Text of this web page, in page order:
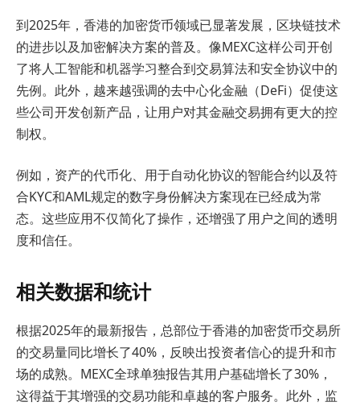
到2025年，香港的加密货币领域已显著发展，区块链技术
的进步以及加密解决方案的普及。像MEXC这样公司开创
了将人工智能和机器学习整合到交易算法和安全协议中的
先例。此外，越来越强调的去中心化金融（DeFi）促使这
些公司开发创新产品，让用户对其金融交易拥有更大的控
制权。
例如，资产的代币化、用于自动化协议的智能合约以及符
合KYC和AML规定的数字身份解决方案现在已经成为常
态。这些应用不仅简化了操作，还增强了用户之间的透明
度和信任。
相关数据和统计
根据2025年的最新报告，总部位于香港的加密货币交易所
的交易量同比增长了40%，反映出投资者信心的提升和市
场的成熟。MEXC全球单独报告其用户基础增长了30%，
这得益于其增强的交易功能和卓越的客户服务。此外，监